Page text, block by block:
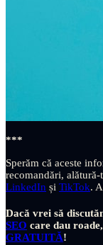
***
Sperăm că aceste
recomandări,
LinkedIn și TikTok.
Dacă vrei să
SEO care dau
GRATUITĂ!